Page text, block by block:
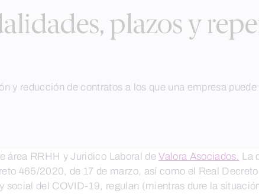
plazos y
y reducción de contratos a los que una empresa
área RRHH y Juridico Laboral deValora Asociados. La
465/2020, de 17 de marzo, así como el Real
social del COVID-19, regulan (mientras dure la